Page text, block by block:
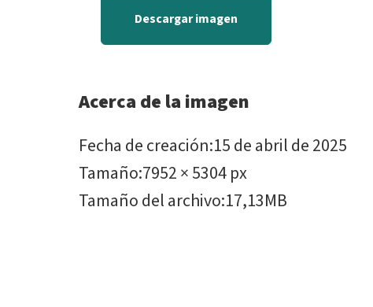
Descargar imagen
Acerca de la imagen
Fecha de creación:15 de abril de 2025
Tamaño:7952 × 5304 px
Tamaño del archivo:17,13MB